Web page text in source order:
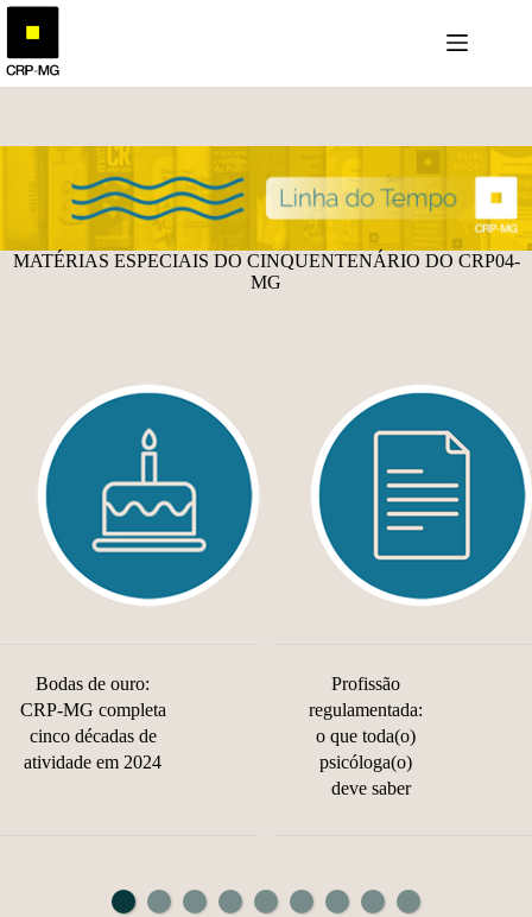
Pular
para
conteúdo
MATÉRIAS ESPECIAIS DO CINQUENTENÁRIO DO CRP04-
MG
Bodas de ouro:
CRP-MG completa
cinco décadas de
atividade em 2024
Profissão
regulamentada:
o que toda(o)
psicóloga(o)
deve saber